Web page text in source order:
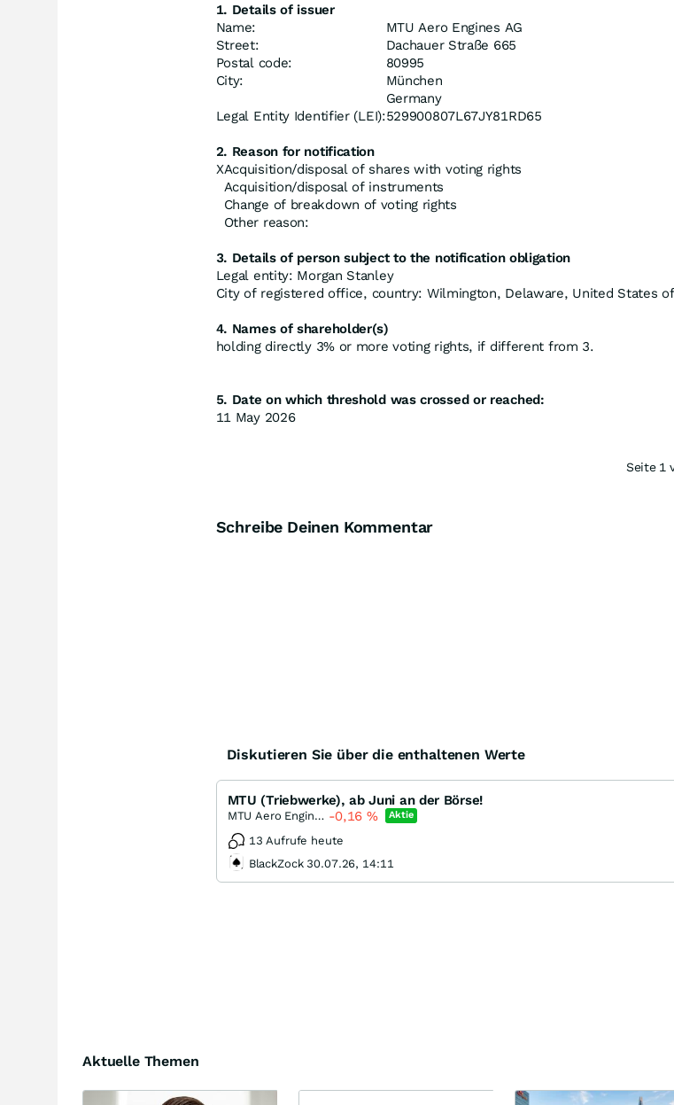
1. Details of issuer
Name:
MTU Aero Engines AG
Street:
Dachauer Straße 665
Postal code:
80995
City:
München
Germany
Legal Entity Identifier (LEI):529900807L67JY81RD65
2. Reason for notification
XAcquisition/disposal of shares with voting rights
Acquisition/disposal of instruments
Change of breakdown of voting rights
Other reason:
3. Details of person subject to the notification obligation
Legal entity: Morgan Stanley
City of registered office, country: Wilmington, Delaware, United States
4. Names of shareholder(s)
holding directly 3% or more voting rights, if different from 3.
5. Date on which threshold was crossed or reached:
11 May 2026
Seite 1
Schreibe Deinen Kommentar
Diskutieren Sie über die enthaltenen Werte
MTU (Triebwerke), ab Juni an der Börse!
MTU Aero Engines -0,16 % Aktie
13 Aufrufe heute
BlackZock 30.07.26, 14:11
Aktuelle Themen